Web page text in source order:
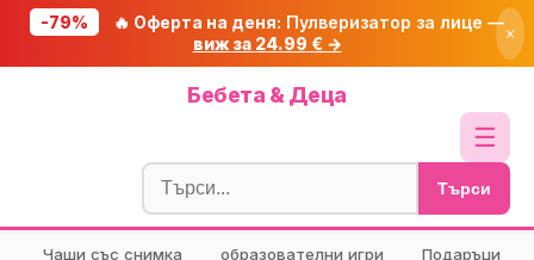
-79% 🔥 Оферта на деня: Пулверизатор за лице —
виж за 24.99 € →
×
Бебета & Деца
☰
Блог
🧮 Калкулатори
Търси
Чаши със снимка образователни игри Подаръци